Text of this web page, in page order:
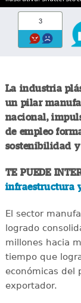
3
La industria
un pilar
nacional,
de empleo
sostenibilidad y
TE PUEDE
infraestructura
El sector
logrado
millones hacia
tiempo que
económicas del
exportador.